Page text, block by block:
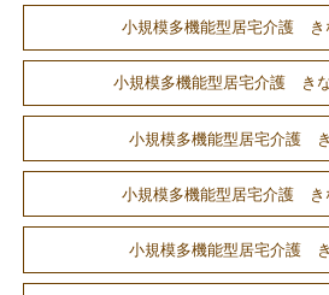
小規模多機能型居宅介護 き
小規模多機能型居宅介護 き
小規模多機能型居宅介護
小規模多機能型居宅介護 き
小規模多機能型居宅介護